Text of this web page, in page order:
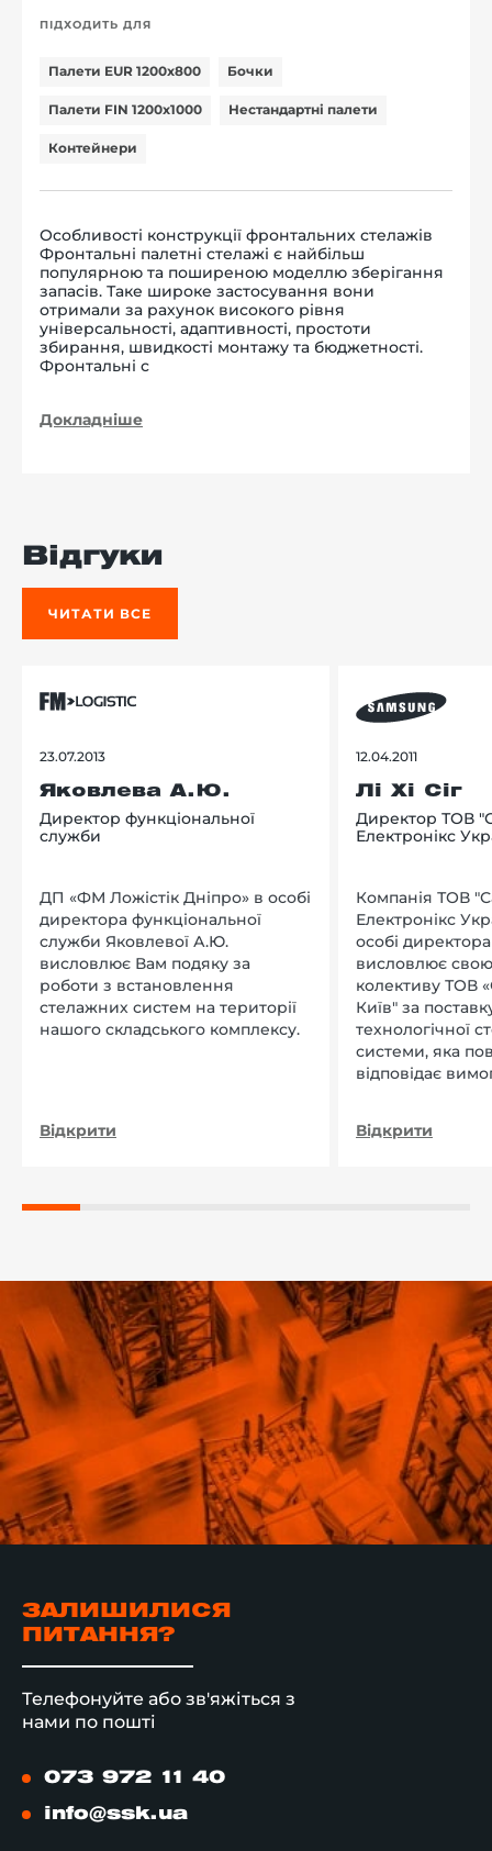
ПІДХОДИТЬ ДЛЯ
Палети EUR 1200x800 Бочки
Палети FIN 1200x1000 Нестандартні палети
Контейнери
Особливості конструкції фронтальних стелажів
Фронтальні палетні стелажі є найбільш
популярною та поширеною моделлю зберігання
запасів. Таке широке застосування вони
отримали за рахунок високого рівня
універсальності, адаптивності, простоти
збирання, швидкості монтажу та бюджетності.
Фронтальні с
Докладніше
Відгуки
ЧИТАТИ ВСЕ
23.07.2013
Яковлева А.Ю.
Директор функціональної
служби
ДП «ФМ Ложістік Дніпро» в особі
директора функціональної
служби Яковлевої А.Ю.
висловлює Вам подяку за
роботи з встановлення
стелажних систем на території
нашого складського комплексу.
Відкрити
12.04.2011
Лі Хі Сіг
Директор ТОВ
Електронікс
Компанія ТОВ
Електронікс
особі
висловлює
колективу ТОВ
Київ" за
технологічної
системи, яка
відповідає
Відкрити
ЗАЛИШИЛИСЯ
ПИТАННЯ?
Телефонуйте або зв'яжіться з
нами по пошті
073 972 11 40
info@ssk.ua